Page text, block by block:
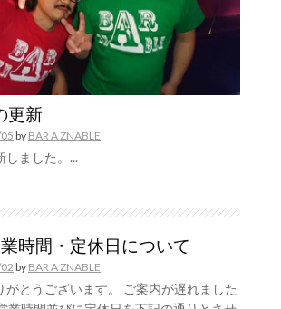
更新
by BAR A ZNABLE
しました。...
時間・定休日について
by BAR A ZNABLE
がとうございます。 ご案内が遅れました